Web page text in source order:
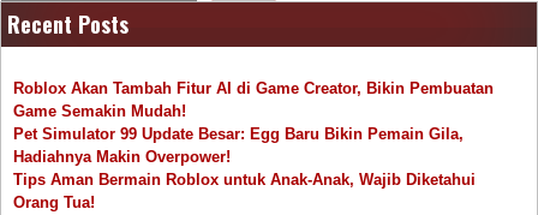
Recent Posts
Roblox Akan Tambah Fitur AI di Game Creator, Bikin Pembuatan
Game Semakin Mudah!
Pet Simulator 99 Update Besar: Egg Baru Bikin Pemain Gila,
Hadiahnya Makin Overpower!
Tips Aman Bermain Roblox untuk Anak-Anak, Wajib Diketahui
Orang Tua!